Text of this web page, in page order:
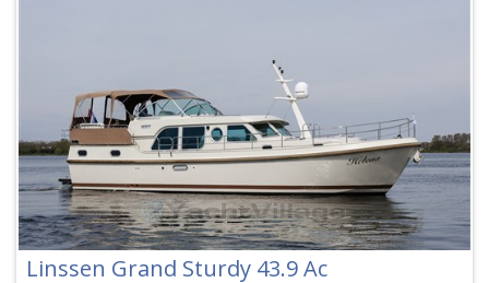
Linssen Grand Sturdy 43.9 Ac